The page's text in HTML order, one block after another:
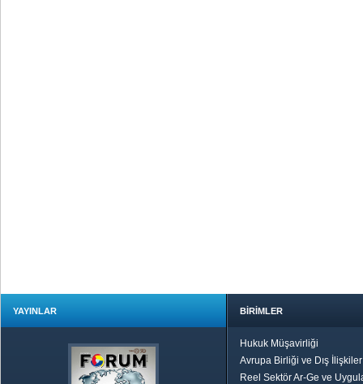
YAYINLAR BİRİMLER
Hukuk Müşavirliği
Avrupa Birliği ve Dış
Reel Sektör Ar-Ge ve